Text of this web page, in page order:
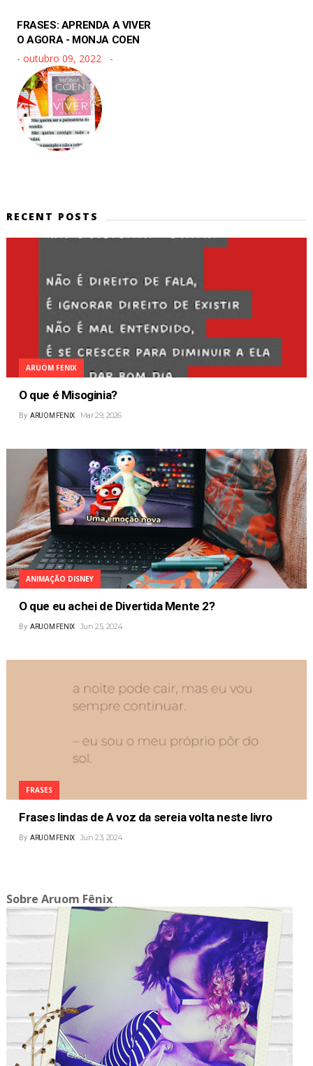
FRASES: APRENDA A VIVER
O AGORA - MONJA COEN
- outubro 09, 2022
RECENT POSTS
ARUOM FENIX
O que é Misoginia?
By ARUOM FENIX Mar 29, 2026
ANIMAÇÃO DISNEY
O que eu achei de Divertida Mente 2?
By ARUOM FENIX Jun 25, 2024
FRASES
Frases lindas de A voz da sereia volta neste livro
By ARUOM FENIX Jun 23, 2024
Sobre Aruom Fênix